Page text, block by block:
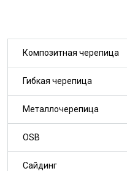
Композитная черепица
Гибкая черепица
Металлочерепица
OSB
Сайдинг